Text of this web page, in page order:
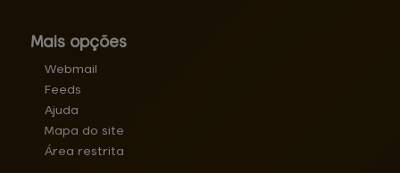
Mais opções
Webmail
Feeds
Ajuda
Mapa do site
Área restrita